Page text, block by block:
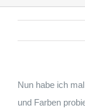
Nun habe ich
und Farben